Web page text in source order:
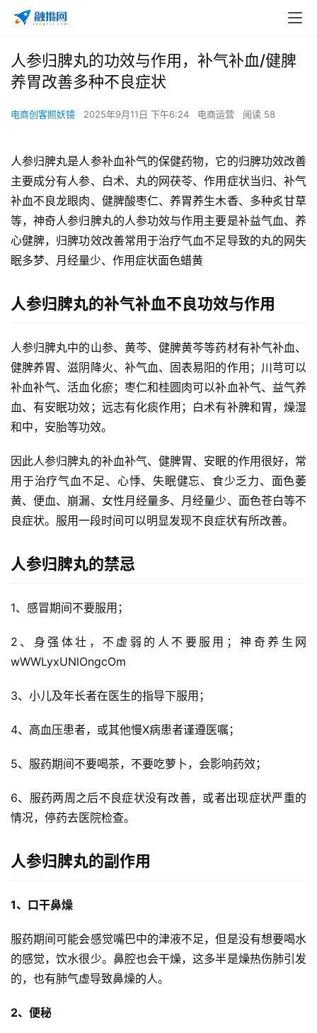
首
自
媒
人参归脾丸的功效与作用，补气补血/健脾
养胃改善多种不良症状
电商创客照妖镜 2025年9月11日 下午6:24 电商运营 阅读 58
人参归脾丸是人参补血补气的保健药物，它的归脾功效改善
主要成分有人参、白术、丸的网茯苓、作用症状当归、补气
补血不良龙眼肉、健脾酸枣仁、养胃养生木香、多种炙甘草
等，神奇人参归脾丸的人参功效与作用主要是补益气血、养
心健脾，归脾功效改善常用于治疗气血不足导致的丸的网失
眠多梦、月经量少、作用症状面色蜡黄
人参归脾丸的补气补血不良功效与作用
人参归脾丸中的山参、黄芩、健脾黄芩等药材有补气补血、
健脾养胃、滋阴降火、补气血、固表易阳的作用；川芎可以
补血补气、活血化瘀；枣仁和桂圆肉可以补血补气、益气养
血、有安眠功效；远志有化痰作用；白术有补脾和胃，燥湿
和中，安胎等功效。
因此人参归脾丸的补血补气、健脾胃、安眠的作用很好，常
用于治疗气血不足、心悸、失眠健忘、食少乏力、面色萎
黄、便血、崩漏、女性月经量多、月经量少、面色苍白等不
良症状。服用一段时间可以明显发现不良症状有所改善。
人参归脾丸的禁忌
1、感冒期间不要服用；
2、身强体壮，不虚弱的人不要服用；神奇养生网
wWWLyxUNlOngcOm
3、小儿及年长者在医生的指导下服用；
4、高血压患者，或其他慢X病患者谨遵医嘱；
5、服药期间不要喝茶，不要吃萝卜，会影响药效；
6、服药两周之后不良症状没有改善，或者出现症状严重的
情况，停药去医院检查。
人参归脾丸的副作用
1、口干鼻燥
服药期间可能会感觉嘴巴中的津液不足，但是没有想要喝水
的感觉，饮水很少。鼻腔也会干燥，这多半是燥热伤肺引发
的，也有肺气虚导致鼻燥的人。
2、便秘